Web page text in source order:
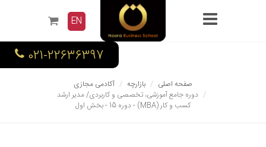
EN
صفحه اصلی بازارچه
آکادمی مجازی
دوره جامع آموزشی، تخصصی و کاربردی/ مدیر ارشد
کسب و کار (MBA) - دوره 15 - بخش اول
021-22636397